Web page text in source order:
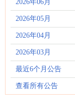
2026年06月
2026年05月
2026年04月
2026年03月
最近6个月公告
查看所有公告